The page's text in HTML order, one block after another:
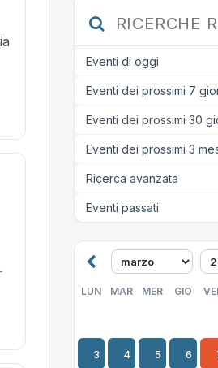
RICERCHE
Eventi di oggi
Eventi dei prossimi 7
Eventi dei prossimi 30
Eventi dei prossimi 3
Ricerca avanzata
Eventi passati
LUN MAR MER GIO
3 4 5 6